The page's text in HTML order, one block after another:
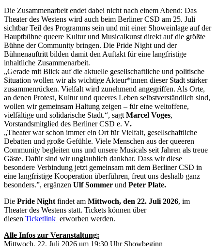
Die Zusammenarbeit endet dabei nicht nach einem Abend: Das
Theater des Westens wird auch beim Berliner CSD am 25. Juli
sichtbar Teil des Programms sein und mit einer Showeinlage auf der
Hauptbühne queere Kultur und Musicalkunst direkt auf die größte
Bühne der Community bringen. Die Pride Night und der
Bühnenauftritt bilden damit den Auftakt für eine langfristige
inhaltliche Zusammenarbeit.
„Gerade mit Blick auf die aktuelle gesellschaftliche und politische
Situation wollen wir als wichtige Akteur*innen dieser Stadt stärker
zusammenrücken. Vielfalt wird zunehmend angegriffen. Als Orte,
an denen Protest, Kultur und queeres Leben selbstverständlich sind,
wollen wir gemeinsam Haltung zeigen – für eine weltoffene,
vielfältige und solidarische Stadt.“, sagt Marcel Voges,
Vorstandsmitglied des Berliner CSD e. V.
„Theater war schon immer ein Ort für Vielfalt, gesellschaftliche
Debatten und große Gefühle. Viele Menschen aus der queeren
Community begleiten uns und unsere Musicals seit Jahren als treue
Gäste. Dafür sind wir unglaublich dankbar. Dass wir diese
besondere Verbindung jetzt gemeinsam mit dem Berliner CSD in
eine langfristige Kooperation überführen, freut uns deshalb ganz
besonders.”, ergänzen Ulf Sommer und Peter Plate.
Die Pride Night findet am Mittwoch, den 22. Juli 2026, im
Theater des Westens statt. Tickets können über
diesen Ticketlink erworben werden.
Alle Infos zur Veranstaltung:
Mittwoch, 22. Juli 2026 um 19:30 Uhr Showbeginn